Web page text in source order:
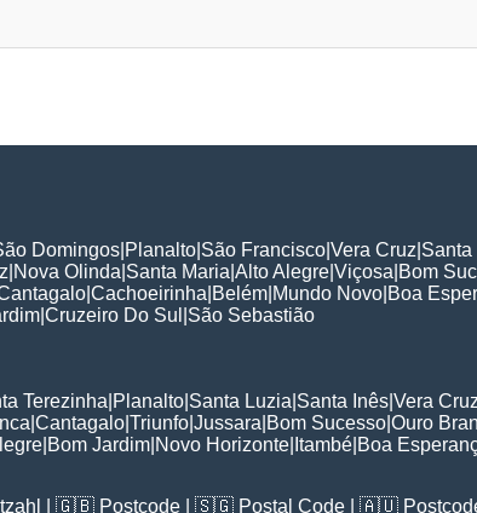
Domingos Planalto São Francisco Vera Cruz Santa
Nova Olinda Santa Maria Alto Alegre Viçosa Bom
Cachoeirinha Belém Mundo Novo Boa
Cruzeiro Do Sul São Sebastião
Terezinha Planalto Santa Luzia Santa Inês Vera Cruz
Cantagalo Triunfo Jussara Bom Sucesso Ouro
Bom Jardim Novo Horizonte Itambé Boa
| 🇬🇧 Postcode | 🇸🇬 Postal Code | 🇦🇺